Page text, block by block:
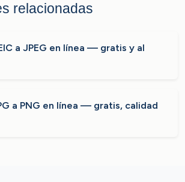
relacionadas
a JPEG en línea — gratis y al
a PNG en línea — gratis, calidad